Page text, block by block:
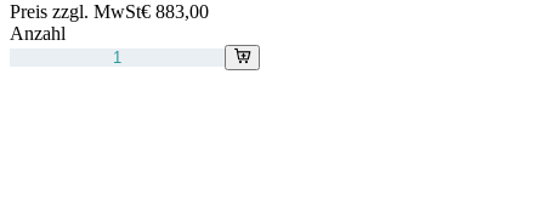
Preis zzgl. MwSt€ 883,00
Anzahl